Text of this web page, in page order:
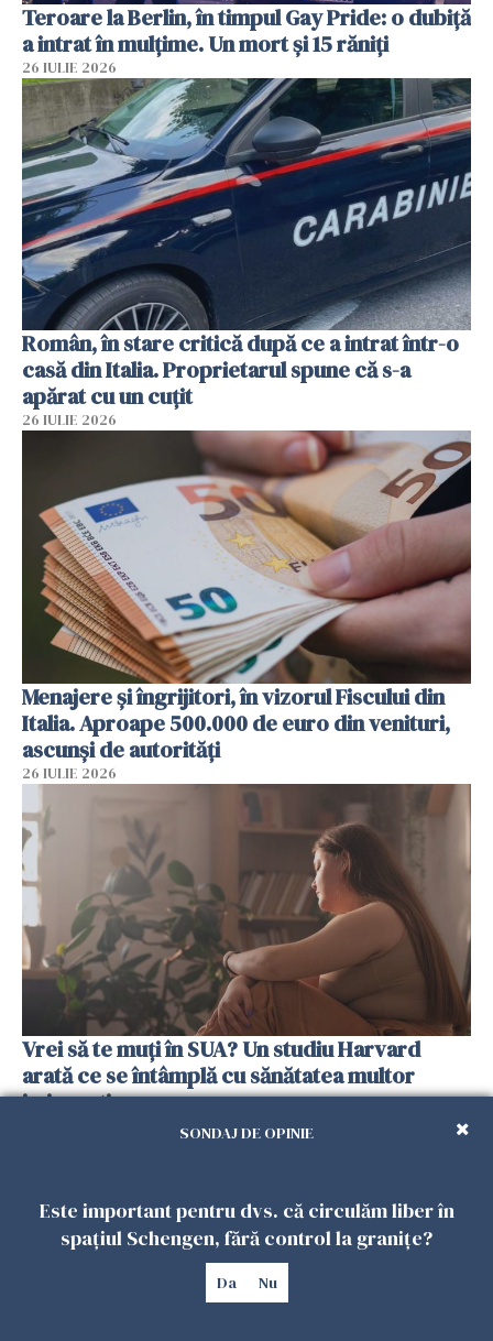
Teroare la Berlin, în timpul Gay Pride: o dubiță
a intrat în mulțime. Un mort și 15 răniți
26 IULIE 2026
Român, în stare critică după ce a intrat într-o
casă din Italia. Proprietarul spune că s-a
apărat cu un cuțit
26 IULIE 2026
Menajere și îngrijitori, în vizorul Fiscului din
Italia. Aproape 500.000 de euro din venituri,
ascunși de autorități
26 IULIE 2026
Vrei să te muți în SUA? Un studiu Harvard
arată ce se întâmplă cu sănătatea multor
imigranți
SONDAJ DE OPINIE
Este important pentru dvs. că circulăm liber în
spațiul Schengen, fără control la granițe?
Da Nu